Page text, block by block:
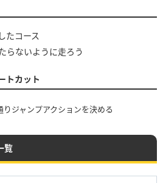
たコース
らないように走ろう
トカット
ジャンプアクションを決める
覧